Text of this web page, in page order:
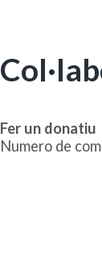
Fer un donatiu
Numero de